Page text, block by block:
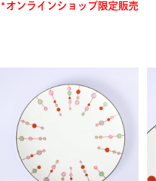
*オンラインショップ限定販売